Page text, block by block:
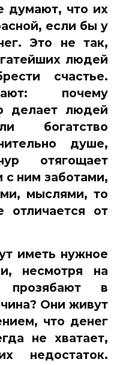
думают, что их
если бы у
Это не так,
людей
счастье.
почему
делает людей
богатство
душе,
отягощает
с ним заботами,
мыслями, то
отличается от
иметь нужное
несмотря на
прозябают в
Они живут
что денег
не хватает,
недостаток.